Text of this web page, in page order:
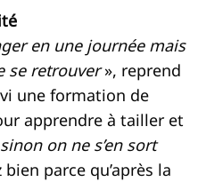
en une journée mais
se retrouver», reprend
une formation de
apprendre à tailler et
on ne s’en sort
parce qu’après la